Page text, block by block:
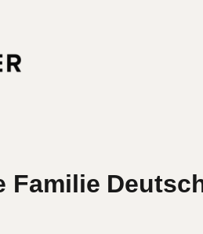
Familie